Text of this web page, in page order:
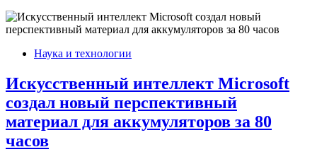
Наука и технологии
Искусственный интеллект Microsoft
создал новый перспективный
материал для аккумуляторов за 80
часов